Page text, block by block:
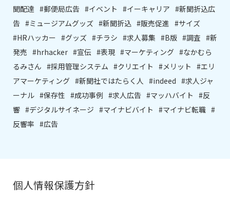
聞配達 #郵便局広告 #イベント #イーキャリア #新聞折込広
告 #ミュージアムグッズ #新聞折込 #販売促進 #サイズ
#HRハッカー #グッズ #チラシ #求人募集 #B版 #調査 #新
発売 #hrhacker #宣伝 #表現 #マーケティング #なかむら
るみさん #採用管理システム #クリエイト #メリット #エリ
アマーケティング #新聞社ではたらく人 #indeed #求人ジャ
ーナル #保存性 #成功事例 #求人広告 #マッハバイト #反
響 #デジタルサイネージ #マイナビバイト #マイナビ転職 #
反響率 #広告
個人情報保護方針